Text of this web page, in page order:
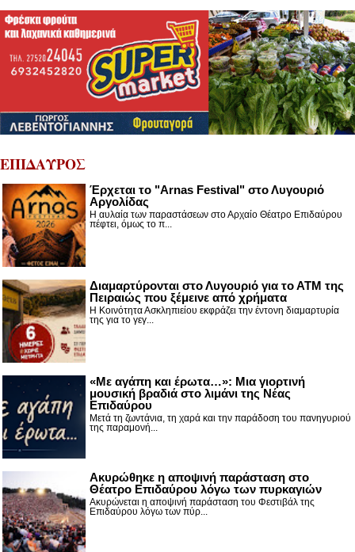
ΕΠΙΔΑΥΡΟΣ
Έρχεται το "Arnas Festival" στο Λυγουριό
Αργολίδας
Η αυλαία των παραστάσεων στο Αρχαίο Θέατρο Επιδαύρου
πέφτει, όμως το π...
Διαμαρτύρονται στο Λυγουριό για το ΑΤΜ της
Πειραιώς που ξέμεινε από χρήματα
Η Κοινότητα Ασκληπιείου εκφράζει την έντονη διαμαρτυρία
της για το γεγ...
«Με αγάπη και έρωτα…»: Μια γιορτινή
μουσική βραδιά στο λιμάνι της Νέας
Επιδαύρου
Μετά τη ζωντάνια, τη χαρά και την παράδοση του πανηγυριού
της παραμονή...
Ακυρώθηκε η αποψινή παράσταση στο
Θέατρο Επιδαύρου λόγω των πυρκαγιών
Ακυρώνεται η αποψινή παράσταση του Φεστιβάλ της
Επιδαύρου λόγω των πύρ...